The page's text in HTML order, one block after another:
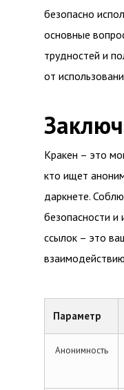
безопасно
основные
трудностей и
от
Кракен – это
кто ищет
даркнете.
безопасности и
ссылок – это
Параметр
Анонимность